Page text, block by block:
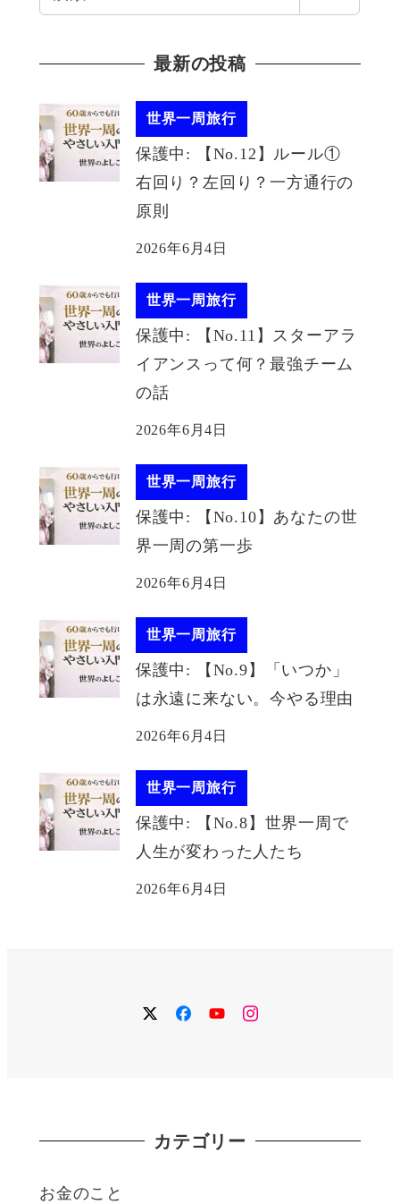
索
最新の投稿
世界一周旅行
保護中: 【No.12】ルール①
右回り？左回り？一方通行の
原則
2026年6月4日
世界一周旅行
保護中: 【No.11】スターアラ
イアンスって何？最強チーム
の話
2026年6月4日
世界一周旅行
保護中: 【No.10】あなたの世
界一周の第一歩
2026年6月4日
世界一周旅行
保護中: 【No.9】「いつか」
は永遠に来ない。今やる理由
2026年6月4日
世界一周旅行
保護中: 【No.8】世界一周で
人生が変わった人たち
2026年6月4日
twitterfacebook
YouTubeinstagram
カテゴリー
お金のこと